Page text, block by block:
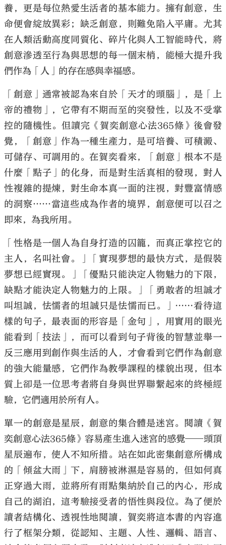
養，更是每位熱愛生活者的基本能力。擁有創意，生
命便會綻放異彩；缺乏創意，則難免陷入平庸。尤其
在人類活動高度同質化、碎片化與人工智能時代，將
創意滲透至行為與思想的每一個末梢，能極大提升我
們作為「人」的存在感與幸福感。
「創意」通常被認為來自於「天才的頭腦」，是「上
帝的禮物」，它帶有不期而至的突發性，以及不受掌
控的隨機性。但讀完《賀奕創意心法365條》後會發
覺，「創意」作為一種生產力，是可培養、可積澱、
可儲存、可調用的。在賀奕看來，「創意」根本不是
什麼「點子」的化身，而是對生活真相的發現，對人
性複雜的提煉，對生命本真一面的注視，對豐富情感
的洞察……當這些成為作者的境界，創意便可以召之
即來，為我所用。
「性格是一個人為自身打造的囚籠，而真正掌控它的
主人，名叫社會。」「實現夢想的最快方式，是假裝
夢想已經實現。」「優點只能決定人物魅力的下限，
缺點才能決定人物魅力的上限。」「勇敢者的坦誠才
叫坦誠，怯懦者的坦誠只是怯懦而已。」……看待這
樣的句子，最表面的形容是「金句」，用實用的眼光
能看到「技法」，而可以看到句子背後的智慧並舉一
反三應用到創作與生活的人，才會看到它們作為創意
的強大能量感，它們作為教學課程的樣貌出現，但本
質上卻是一位思考者將自身與世界聯繫起來的終極經
驗，它們適用於所有人。
單一的創意是星辰，創意的集合體是迷宮。閱讀《賀
奕創意心法365條》容易產生進入迷宮的感覺——頭頂
星辰遍布，使人不知所措。站在如此密集創意所構成
的「傾盆大雨」下，肩膀被淋濕是容易的，但如何真
正穿過大雨，並將所有雨點集納於自己的內心，形成
自己的湖泊，這考驗接受者的悟性與段位。為了便於
讀者結構化、透視性地閱讀，賀奕將這本書的內容進
行了框架分類，從認知、主題、人性、邏輯、語言、